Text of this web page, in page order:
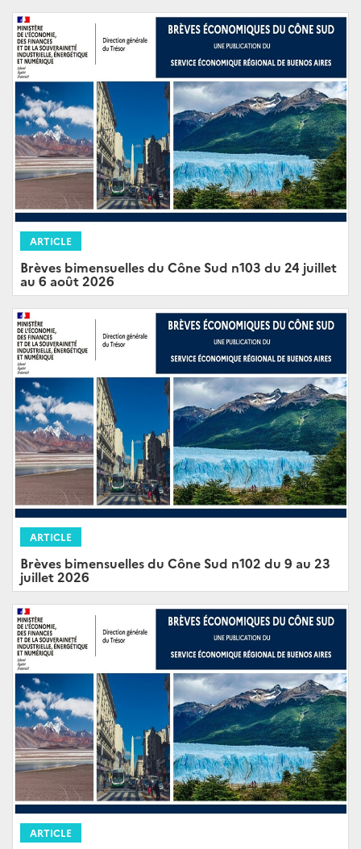
ARTICLE
Brèves bimensuelles du Cône Sud n103 du 24 juillet
au 6 août 2026
ARTICLE
Brèves bimensuelles du Cône Sud n102 du 9 au 23
juillet 2026
ARTICLE